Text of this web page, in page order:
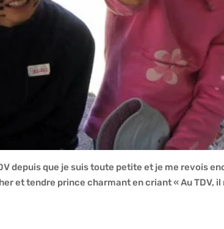
depuis que je suis toute petite et je me revois
et tendre prince charmant en criant « Au TDV, il